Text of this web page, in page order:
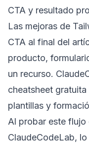
CTA y resultado
Las mejoras de
CTA al final del
producto,
un recurso.
cheatsheet
plantillas y
Al probar este flujo
ClaudeCodeLab,